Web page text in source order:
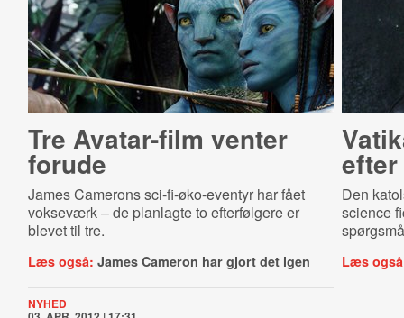
Tre Avatar-film venter
forude
James Camerons sci-fi-øko-eventyr har fået
vokseværk – de planlagte to efterfølgere er
blevet til tre.
Læs også: James Cameron har gjort det igen
Den
science
Læs
NYHED